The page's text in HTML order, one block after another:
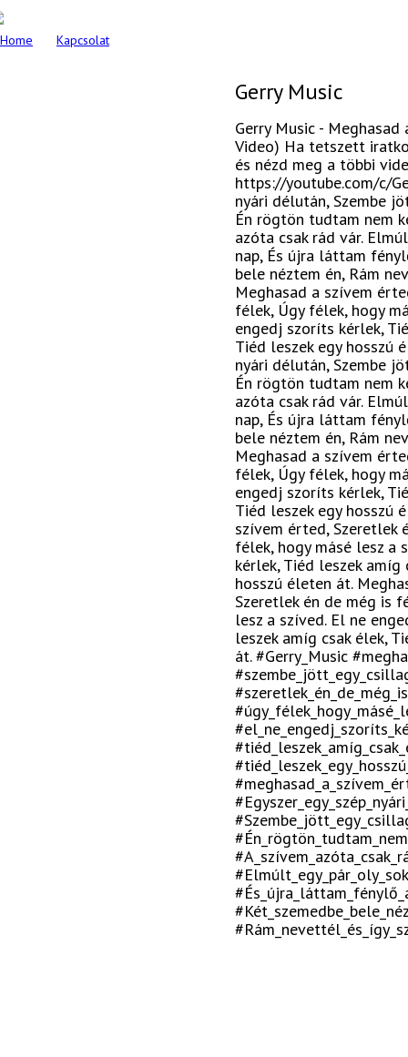
Home Kapcsolat
Gerry Music
Gerry Music -
Video) Ha tetszett
és nézd meg a többi
https://youtube.com/c/
nyári délután, Szembe
Én rögtön tudtam nem
azóta csak rád vár.
nap, És újra láttam
bele néztem én, Rám
Meghasad a szívem
félek, Úgy félek, hogy
engedj szoríts kérlek,
Tiéd leszek egy hosszú
nyári délután, Szembe
Én rögtön tudtam nem
azóta csak rád vár.
nap, És újra láttam
bele néztem én, Rám
Meghasad a szívem
félek, Úgy félek, hogy
engedj szoríts kérlek,
Tiéd leszek egy hosszú
szívem érted, Szeretlek
félek, hogy másé lesz a
kérlek, Tiéd leszek amíg
hosszú életen át.
Szeretlek én de még is
lesz a szíved. El ne
leszek amíg csak élek,
át. #Gerry_Music